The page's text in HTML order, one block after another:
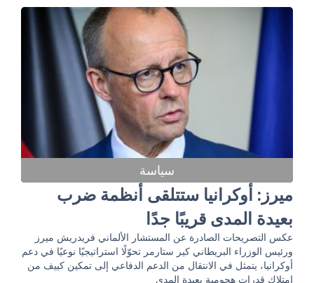
سياسة
ميرز: أوكرانيا ستتلقى أنظمة ضرب
بعيدة المدى قريبًا جدًا
عكس التصريحات الصادرة عن المستشار الألماني فريدريش ميرز
ورئيس الوزراء البريطاني كير ستارمر تحوّلًا استراتيجيًا نوعيًا في دعم
أوكرانيا، يتمثل في الانتقال من الدعم الدفاعي إلى تمكين كييف من
امتلاك قدرات هجومية بعيدة المدى